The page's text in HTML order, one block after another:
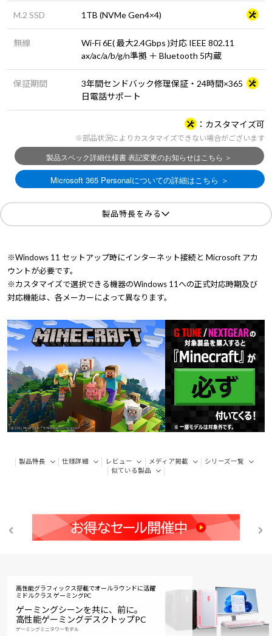
M.2 SSD 1TB (NVMe Gen4×4)
無線
Wi-Fi 6E( 最大2.4Gbps )対応 IEEE 802.11
ax/ac/a/b/g/n準拠 ＋ Bluetooth 5内蔵
保証期間
3年間センドバック修理保証・24時間×365
日電話サポート
カスタマイズ可
※部品状況によりカスタマイズできない場合がございます
製品特長をみる
※Windows 11 セットアップ時にインターネット接続と Microsoft アカ
ウントが必要です。
※カスタマイズで選択できる機器のWindows 11への正式対応時期及び
対応機能は、各メーカーによって異なります。
製品特長 仕様詳細 レビュー メディア掲載
シリーズ一覧
似ている製品
高性能グラフィックス搭載でオールラウンドに活躍
ミドルクラス ゲーミングPC
ゲーミングシーンを共に、前に。
高性能ゲーミングデスクトップPC
ゲーミングミニタワーモデル